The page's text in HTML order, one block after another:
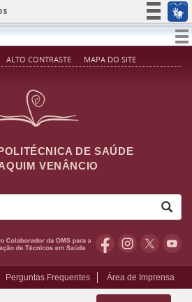
Simplifique!
Participe
ALTO CONTRASTE MAPA DO SITE
DE SAÚDE
VENÂNCIO
Perguntas Frequentes Área de Imprensa